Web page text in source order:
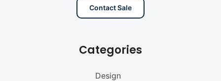
Contact Sale
Categories
Design